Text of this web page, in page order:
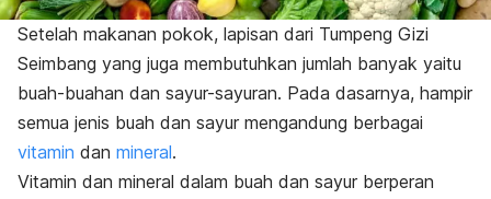
Setelah makanan pokok, lapisan dari Tumpeng Gizi
Seimbang yang juga membutuhkan jumlah banyak yaitu
buah-buahan dan sayur-sayuran. Pada dasarnya, hampir
semua jenis buah dan sayur mengandung berbagai
vitamin dan mineral.
Vitamin dan mineral dalam buah dan sayur berperan